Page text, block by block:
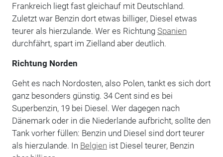
Frankreich liegt fast gleichauf mit Deutschland.
Zuletzt war Benzin dort etwas billiger, Diesel etwas
teurer als hierzulande. Wer es Richtung Spanien
durchfährt, spart im Zielland aber deutlich.
Richtung Norden
Geht es nach Nordosten, also Polen, tankt es sich dort
ganz besonders günstig. 34 Cent sind es bei
Superbenzin, 19 bei Diesel. Wer dagegen nach
Dänemark oder in die Niederlande aufbricht, sollte den
Tank vorher füllen: Benzin und Diesel sind dort teurer
als hierzulande. In Belgien ist Diesel teurer, Benzin